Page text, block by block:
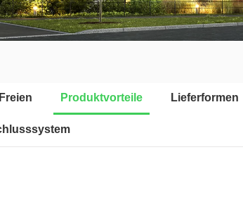
Produktvorteile Lieferformen